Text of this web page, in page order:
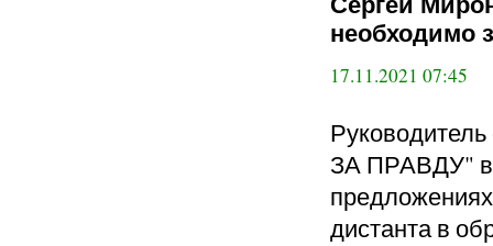
необходимо
17.11.2021 07:45
ЗА ПРАВДУ" в
дистанта в